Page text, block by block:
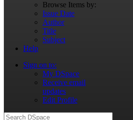
Browse Items by:
Issue Date
Author
Title
Subject
Help
Sign on to:
My DSpace
Receive email
updates
Edit Profile